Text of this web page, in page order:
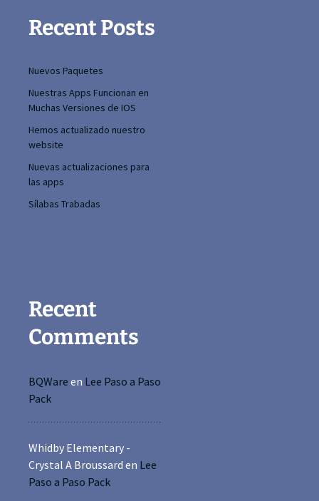
Recent Posts
Nuevos Paquetes
Nuestras Apps Funcionan en
Muchas Versiones de IOS
Hemos actualizado nuestro
website
Nuevas actualizaciones para
las apps
Sílabas Trabadas
Recent
Comments
BQWare en Lee Paso a Paso
Pack
Whidby Elementary -
Crystal A Broussard en Lee
Paso a Paso Pack